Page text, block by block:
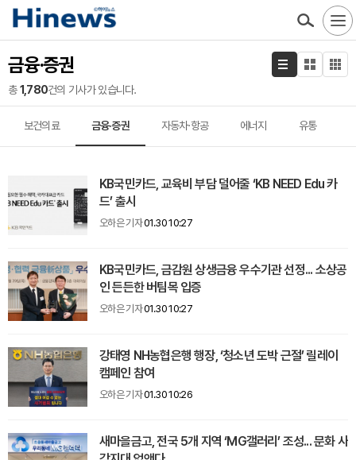
금융·증권
총1,780건의 기사가 있습니다.
보건의료 금융·증권 자동차·항공 에너지 유통
KB국민카드, 교육비 부담 덜어줄 ‘KB NEED Edu 카
드’ 출시
오하은 기자01.30 10:27
KB국민카드, 금감원 상생금융 우수기관 선정... 소상공
인 든든한 버팀목 입증
오하은 기자01.30 10:27
강태영 NH농협은행 행장, ‘청소년 도박 근절’ 릴레이
캠페인 참여
오하은 기자01.30 10:26
새마을금고, 전국 5개 지역 ‘MG갤러리’ 조성... 문화 사